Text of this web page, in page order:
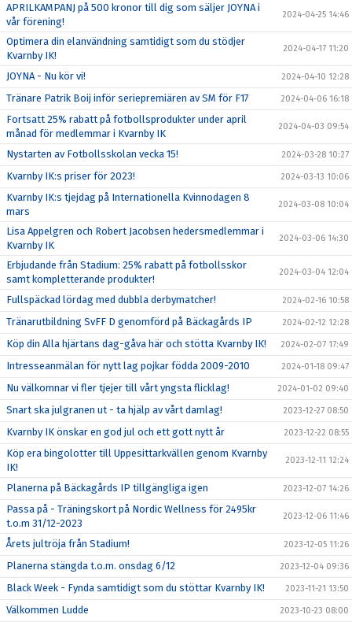
APRILKAMPANJ på 500 kronor till dig som säljer JOYNA i
vår förening!
2024-04-25 14:46
Optimera din elanvändning samtidigt som du stödjer
Kvarnby IK!
2024-04-17 11:20
JOYNA - Nu kör vi! 2024-04-10 12:28
Tränare Patrik Boij inför seriepremiären av SM för F17 2024-04-06 16:18
Fortsatt 25% rabatt på fotbollsprodukter under april
månad för medlemmar i Kvarnby IK
2024-04-03 09:54
Nystarten av Fotbollsskolan vecka 15! 2024-03-28 10:27
Kvarnby IK:s priser för 2023! 2024-03-13 10:06
Kvarnby IK:s tjejdag på Internationella Kvinnodagen 8
mars
2024-03-08 10:04
Lisa Appelgren och Robert Jacobsen hedersmedlemmar i
Kvarnby IK
2024-03-06 14:30
Erbjudande från Stadium: 25% rabatt på fotbollsskor
samt kompletterande produkter!
2024-03-04 12:04
Fullspäckad lördag med dubbla derbymatcher! 2024-02-16 10:58
Tränarutbildning SvFF D genomförd på Bäckagårds IP 2024-02-12 12:28
Köp din Alla hjärtans dag-gåva här och stötta Kvarnby IK! 2024-02-07 17:49
Intresseanmälan för nytt lag pojkar födda 2009-2010 2024-01-18 09:47
Nu välkomnar vi fler tjejer till vårt yngsta flicklag! 2024-01-02 09:40
Snart ska julgranen ut - ta hjälp av vårt damlag! 2023-12-27 08:50
Kvarnby IK önskar en god jul och ett gott nytt år 2023-12-22 08:55
Köp era bingolotter till Uppesittarkvällen genom Kvarnby
IK!
2023-12-11 12:24
Planerna på Bäckagårds IP tillgängliga igen 2023-12-07 14:26
Passa på - Träningskort på Nordic Wellness för 2495kr
t.o.m 31/12-2023
2023-12-06 11:46
Årets jultröja från Stadium! 2023-12-05 11:26
Planerna stängda t.o.m. onsdag 6/12 2023-12-04 09:36
Black Week - Fynda samtidigt som du stöttar Kvarnby IK! 2023-11-21 13:50
Välkommen Ludde 2023-10-23 08:00